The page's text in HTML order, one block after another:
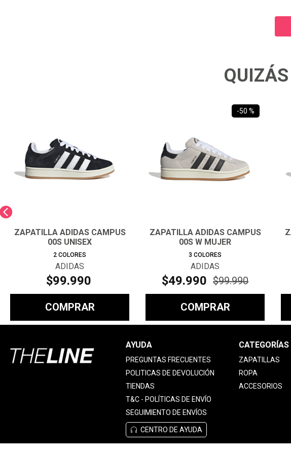
ZAPATILLA ADIDAS CAMPUS
00S UNISEX
2 COLORES
ADIDAS
$99.990
COMPRAR
-50 %
ZAPATILLA ADIDAS CAMPUS
00S W MUJER
3 COLORES
ADIDAS
$49.990 $99.990
COMPRAR
AYUDA
PREGUNTAS FRECUENTES
POLITICAS DE DEVOLUCIÓN
TIENDAS
T&C - POLÍTICAS DE ENVÍO
SEGUIMIENTO DE ENVÍOS
CENTRO DE AYUDA
CATEGORÍAS
ZAPATILLAS
ROPA
ACCESORIOS